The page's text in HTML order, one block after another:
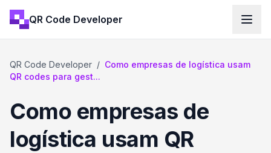
QR Code Developer
QR Code Developer / Como empresas de logística usam
QR codes para gest...
Como empresas de
logística usam QR